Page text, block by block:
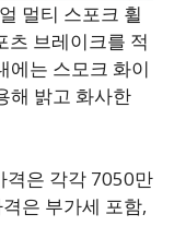
멀티 스포크 휠
츠 브레이크를 적
에는 스모크 화이
해 밝고 화사한
격은 각각 7050만
은 부가세 포함,